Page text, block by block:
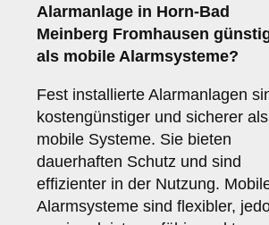
Alarmanlage in Horn-Bad
Meinberg Fromhausen
als mobile Alarmsysteme?
Fest installierte Alarmanlagen
kostengünstiger und sicherer als
mobile Systeme. Sie bieten
dauerhaften Schutz und sind
effizienter in der Nutzung.
Alarmsysteme sind flexibler,